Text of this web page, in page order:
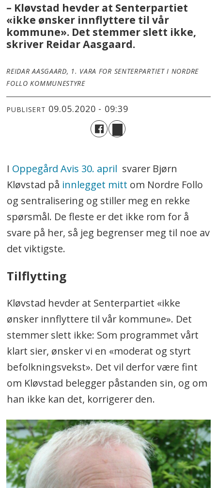
– Kløvstad hevder at Senterpartiet
«ikke ønsker innflyttere til vår
kommune». Det stemmer slett ikke,
skriver Reidar Aasgaard.
REIDAR AASGAARD, 1. VARA FOR SENTERPARTIET I NORDRE
FOLLO KOMMUNESTYRE
PUBLISERT 09.05.2020 - 09:39
I Oppegård Avis 30. april svarer Bjørn
Kløvstad på innlegget mitt om Nordre Follo
og sentralisering og stiller meg en rekke
spørsmål. De fleste er det ikke rom for å
svare på her, så jeg begrenser meg til noe av
det viktigste.
Tilflytting
Kløvstad hevder at Senterpartiet «ikke
ønsker innflyttere til vår kommune». Det
stemmer slett ikke: Som programmet vårt
klart sier, ønsker vi en «moderat og styrt
befolkningsvekst». Det vil derfor være fint
om Kløvstad belegger påstanden sin, og om
han ikke kan det, korrigerer den.